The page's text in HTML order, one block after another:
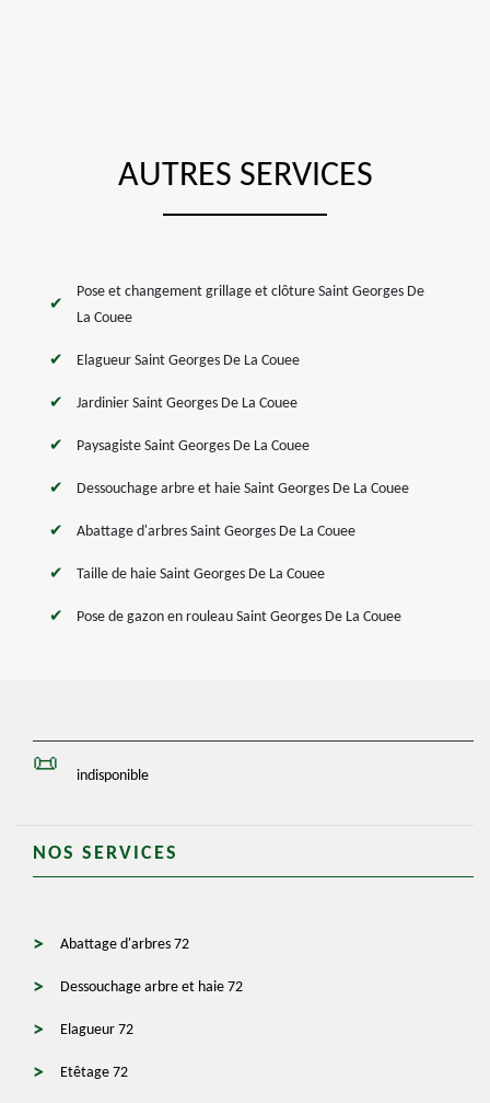
AUTRES SERVICES
Pose et changement grillage et clôture Saint Georges De
La Couee
Elagueur Saint Georges De La Couee
Jardinier Saint Georges De La Couee
Paysagiste Saint Georges De La Couee
Dessouchage arbre et haie Saint Georges De La Couee
Abattage d'arbres Saint Georges De La Couee
Taille de haie Saint Georges De La Couee
Pose de gazon en rouleau Saint Georges De La Couee
indisponible
NOS SERVICES
Abattage d'arbres 72
Dessouchage arbre et haie 72
Elagueur 72
Etêtage 72